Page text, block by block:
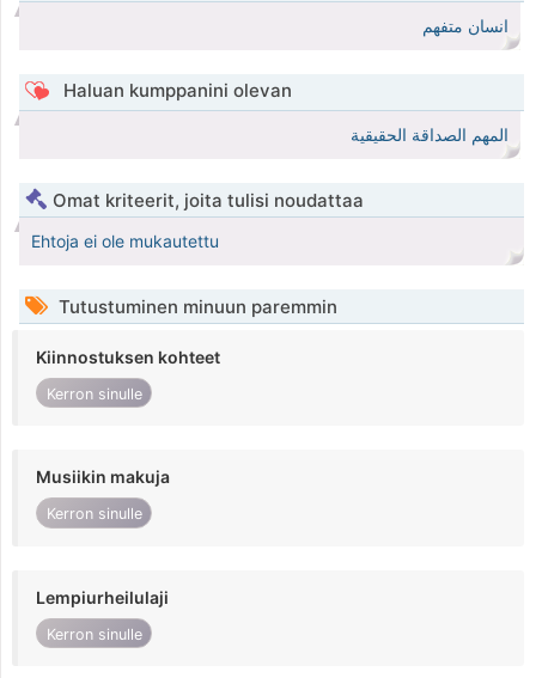
انسان متفهم
Haluan kumppanini olevan
المهم الصداقة الحقيقية
Omat kriteerit, joita tulisi noudattaa
Ehtoja ei ole mukautettu
Tutustuminen minuun paremmin
Kiinnostuksen kohteet
Kerron sinulle
Musiikin makuja
Kerron sinulle
Lempiurheilulaji
Kerron sinulle